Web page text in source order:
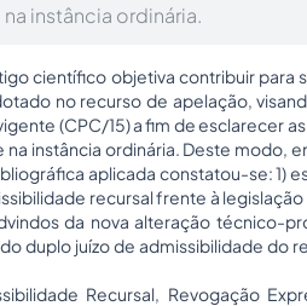
instância ordinária.
científico objetiva contribuir
no recurso de apelação,
(CPC/15) a fim de esclarecer
na instância ordinária. Deste modo,
aplicada constatou-se: 1)
recursal frente à
da nova alteração técnico-
duplo juízo de admissibilidade do
Recursal, Revogação